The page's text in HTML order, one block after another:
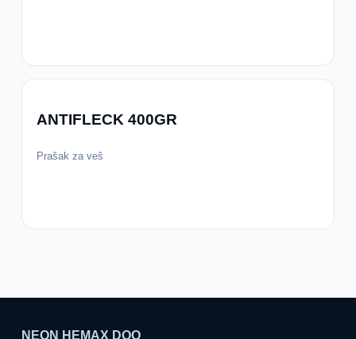
ANTIFLECK 400GR
Prašak za veš
NEON HEMAX DOO